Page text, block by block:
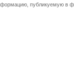
публикуемую